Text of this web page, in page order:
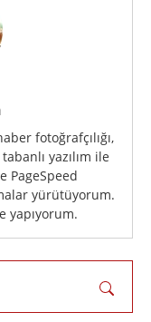
fotoğrafçılığı,
yazılım ile
PageSpeed
yürütüyorum.
yapıyorum.